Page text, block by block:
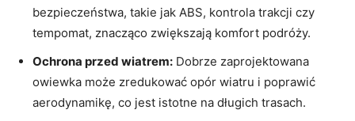
bezpieczeństwa, takie jak ABS, kontrola trakcji czy
tempomat, znacząco zwiększają komfort podróży.
Ochrona przed wiatrem: Dobrze zaprojektowana
owiewka może zredukować opór wiatru i poprawić
aerodynamikę, co jest istotne na długich trasach.